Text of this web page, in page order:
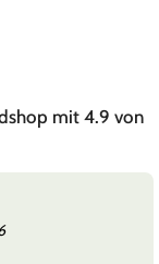
mit 4.9 von